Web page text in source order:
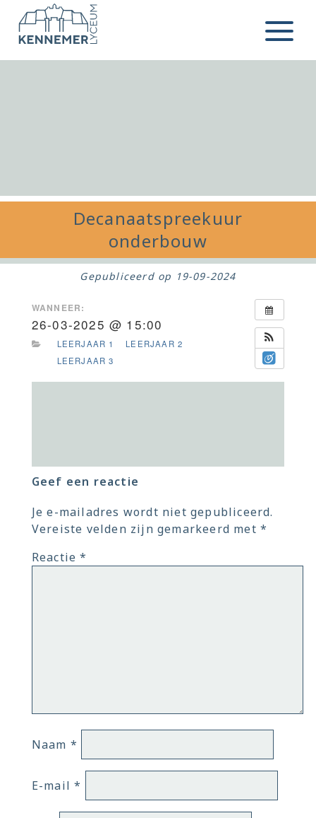
Ga naar de inhoud
Menu
Decanaatspreekuur
onderbouw
Gepubliceerd op 19-09-2024
WANNEER:
26-03-2025 @ 15:00
LEERJAAR 1
LEERJAAR 2
LEERJAAR 3
Geef een reactie
Je e-mailadres wordt niet gepubliceerd.
Vereiste velden zijn gemarkeerd met *
Reactie*
Naam *
E-mail*